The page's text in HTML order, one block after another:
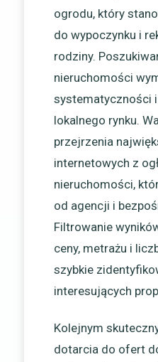
ogrodu, który
do wypoczynku i
rodziny.
nieruchomości
systematyczności
lokalnego rynku.
przejrzenia
internetowych z
nieruchomości,
od agencji i
Filtrowanie
ceny, metrażu i
szybkie
interesujących
Kolejnym
dotarcia do ofert